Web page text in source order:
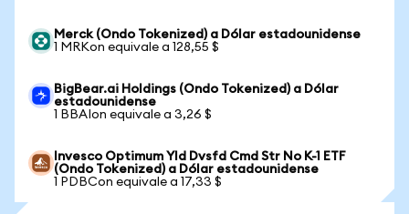
Merck (Ondo Tokenized) a Dólar estadounidense
1 MRKon equivale a 128,55 $
BigBear.ai Holdings (Ondo Tokenized) a Dólar
estadounidense
1 BBAIon equivale a 3,26 $
Invesco Optimum Yld Dvsfd Cmd Str No K-1 ETF
(Ondo Tokenized) a Dólar estadounidense
1 PDBCon equivale a 17,33 $